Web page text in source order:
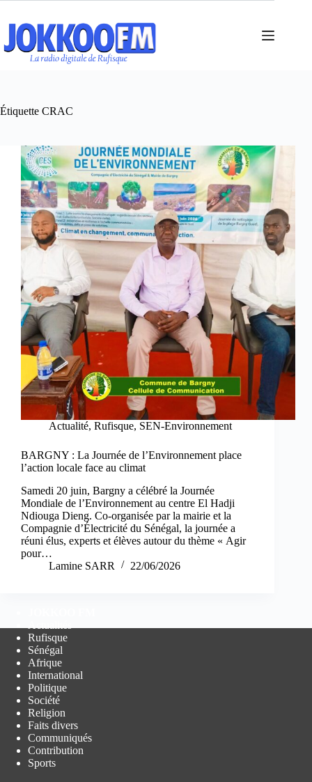
contenu
Étiquette CRAC
Actualité, Rufisque, SEN-Environnement
BARGNY : La Journée de l’Environnement place
l’action locale face au climat
Samedi 20 juin, Bargny a célébré la Journée
Mondiale de l’Environnement au centre El Hadji
Ndiouga Dieng. Co-organisée par la mairie et la
Compagnie d’Électricité du Sénégal, la journée a
réuni élus, experts et élèves autour du thème « Agir
pour…
Lamine SARR
22/06/2026
Rufisque
Sénégal
Afrique
International
Politique
Société
Religion
Faits divers
Communiqués
Contribution
Sports